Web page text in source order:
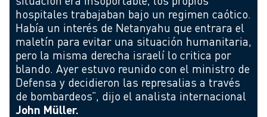
hospitales trabajaban bajo un regimen caótico.
Había un interés de Netanyahu que entrara el
maletín para evitar una situación humanitaria,
pero la misma derecha israelí lo critica por
blando. Ayer estuvo reunido con el ministro de
Defensa y decidieron las represalias a través
de bombardeos”, dijo el analista internacional
John Müller.